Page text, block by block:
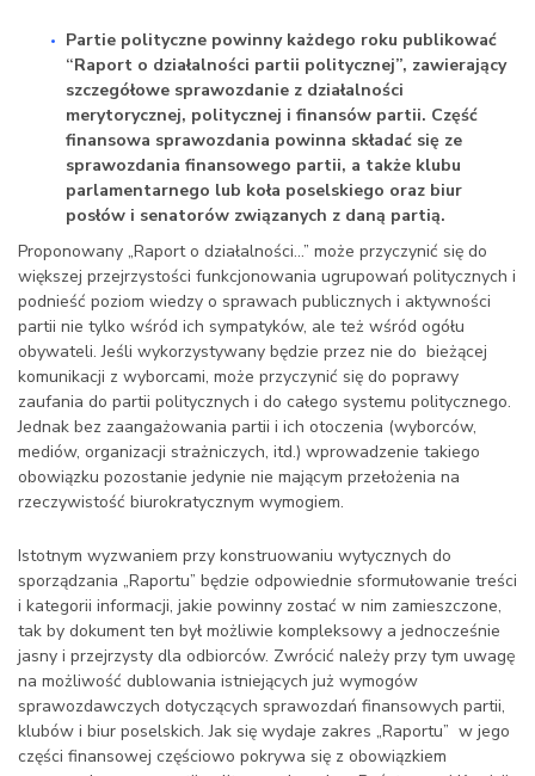
Partie polityczne powinny każdego roku publikować
“Raport o działalności partii politycznej”, zawierający
szczegółowe sprawozdanie z działalności
merytorycznej, politycznej i finansów partii. Część
finansowa sprawozdania powinna składać się ze
sprawozdania finansowego partii, a także klubu
parlamentarnego lub koła poselskiego oraz biur
posłów i senatorów związanych z daną partią.
Proponowany „Raport o działalności…” może przyczynić się do
większej przejrzystości funkcjonowania ugrupowań politycznych i
podnieść poziom wiedzy o sprawach publicznych i aktywności
partii nie tylko wśród ich sympatyków, ale też wśród ogółu
obywateli. Jeśli wykorzystywany będzie przez nie do bieżącej
komunikacji z wyborcami, może przyczynić się do poprawy
zaufania do partii politycznych i do całego systemu politycznego.
Jednak bez zaangażowania partii i ich otoczenia (wyborców,
mediów, organizacji strażniczych, itd.) wprowadzenie takiego
obowiązku pozostanie jedynie nie mającym przełożenia na
rzeczywistość biurokratycznym wymogiem.
Istotnym wyzwaniem przy konstruowaniu wytycznych do
sporządzania „Raportu” będzie odpowiednie sformułowanie treści
i kategorii informacji, jakie powinny zostać w nim zamieszczone,
tak by dokument ten był możliwie kompleksowy a jednocześnie
jasny i przejrzysty dla odbiorców. Zwrócić należy przy tym uwagę
na możliwość dublowania istniejących już wymogów
sprawozdawczych dotyczących sprawozdań finansowych partii,
klubów i biur poselskich. Jak się wydaje zakres „Raportu” w jego
części finansowej częściowo pokrywa się z obowiązkiem